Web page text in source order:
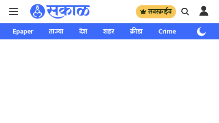
सबस्क्राईब
Epaper ताज्या देश शहर क्रीडा Crime साप्ताहिक